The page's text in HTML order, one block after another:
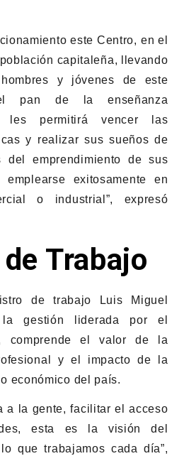
este Centro, en el
capitaleña, llevando
y jóvenes de este
pan de la enseñanza
les permitirá vencer las
y realizar sus sueños de
del emprendimiento de sus
exitosamente en
o industrial”, expresó
Trabajo
de trabajo Luis Miguel
la gestión liderada por el
comprende el valor de la
y el impacto de la
económico del país.
a la gente, facilitar el acceso
esta es la visión del
que trabajamos cada día”,